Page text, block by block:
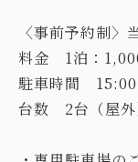
〈事前予約制〉
料金 1泊：
駐車時間 15:00
台数 2台（屋外